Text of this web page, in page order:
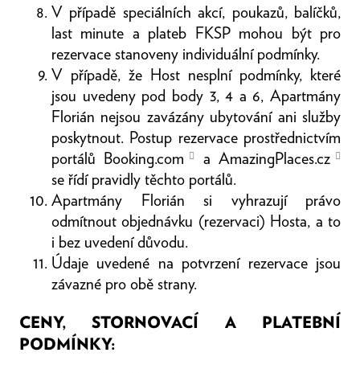
V případě speciálních akcí, poukazů, balíčků,
last minute a plateb FKSP mohou být pro
rezervace stanoveny individuální podmínky.
V případě, že Host nesplní podmínky, které
jsou uvedeny pod body 3, 4 a 6, Apartmány
Florián nejsou zavázány ubytování ani služby
poskytnout. Postup rezervace prostřednictvím
portálů Booking.com aAmazingPlaces.cz
se řídí pravidly těchto portálů.
Apartmány Florián si vyhrazují právo
odmítnout objednávku (rezervaci) Hosta, a to
i bez uvedení důvodu.
Údaje uvedené na potvrzení rezervace jsou
závazné pro obě strany.
CENY, STORNOVACÍ A PLATEBNÍ
PODMÍNKY: